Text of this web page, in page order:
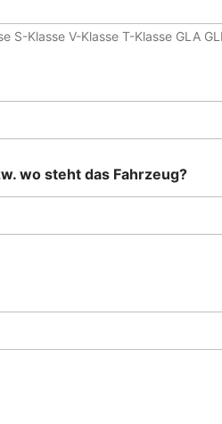
S-Klasse V-Klasse T-Klasse GLA
wo steht das Fahrzeug?